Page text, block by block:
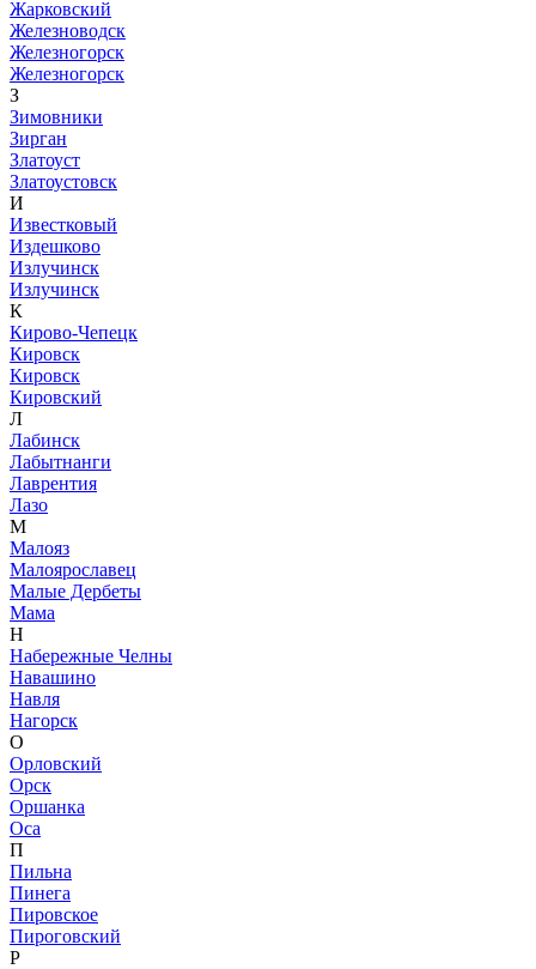
Жарковский
Железноводск
Железногорск
Железногорск
З
Зимовники
Зирган
Златоуст
Златоустовск
И
Известковый
Издешково
Излучинск
Излучинск
К
Кирово-Чепецк
Кировск
Кировск
Кировский
Л
Лабинск
Лабытнанги
Лаврентия
Лазо
М
Малояз
Малоярославец
Малые Дербеты
Мама
Н
Набережные Челны
Навашино
Навля
Нагорск
О
Орловский
Орск
Оршанка
Оса
П
Пильна
Пинега
Пировское
Пироговский
Р